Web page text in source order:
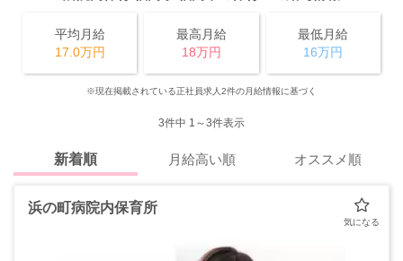
平均月給
17.0万円
最高月給
18万円
最低月給
16万円
※現在掲載されている正社員求人2件の月給情報に基づく
3件中 1～3件表示
新着順 月給高い順 オススメ順
浜の町病院内保育所